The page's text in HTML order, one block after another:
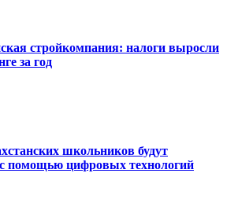
стройкомпания: налоги выросли
за год
школьников будут
помощью цифровых технологий